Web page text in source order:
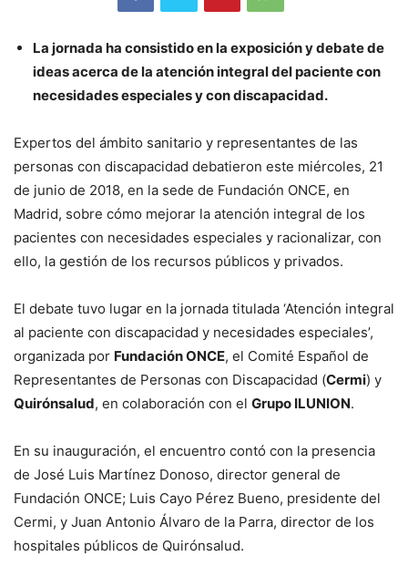
La jornada ha consistido en la exposición y debate de
ideas acerca de la atención integral del paciente con
necesidades especiales y con discapacidad.
Expertos del ámbito sanitario y representantes de las
personas con discapacidad debatieron este miércoles, 21
de junio de 2018, en la sede de Fundación ONCE, en
Madrid, sobre cómo mejorar la atención integral de los
pacientes con necesidades especiales y racionalizar, con
ello, la gestión de los recursos públicos y privados.
El debate tuvo lugar en la jornada titulada ‘Atención integral
al paciente con discapacidad y necesidades especiales’,
organizada por Fundación ONCE, el Comité Español de
Representantes de Personas con Discapacidad (Cermi) y
Quirónsalud, en colaboración con el Grupo ILUNION.
En su inauguración, el encuentro contó con la presencia
de José Luis Martínez Donoso, director general de
Fundación ONCE; Luis Cayo Pérez Bueno, presidente del
Cermi, y Juan Antonio Álvaro de la Parra, director de los
hospitales públicos de Quirónsalud.